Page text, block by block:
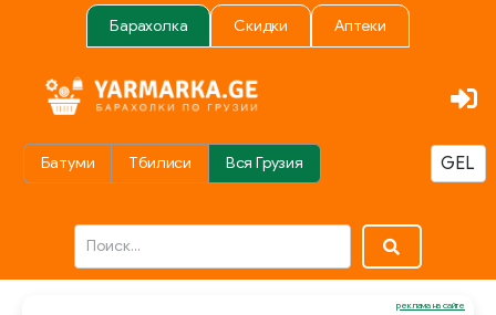
Барахолка Скидки Аптеки
Батуми Тбилиси Вся Грузия
реклама на сайте